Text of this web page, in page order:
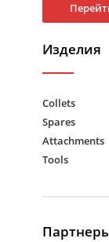
Изделия
Collets
Spares
Attachments
Tools